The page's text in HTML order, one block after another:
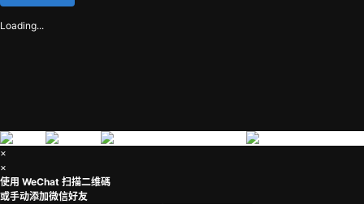
Loading...
×
×
使用 WeChat 扫描二维碼
或手动添加微信好友